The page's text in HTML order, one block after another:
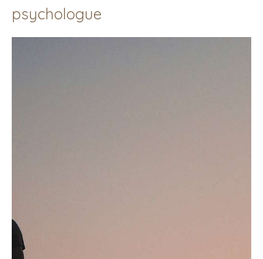
psychologue